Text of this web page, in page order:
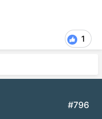
1
#796